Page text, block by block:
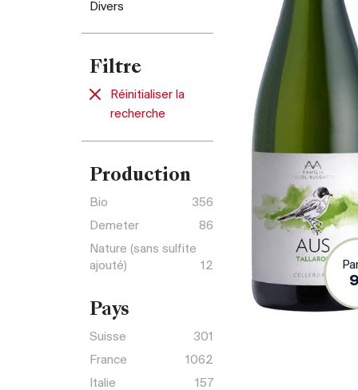
Divers
Filtre
Réinitialiser la
recherche
Production
Bio
356
Demeter
86
Nature (sans sulfite
ajouté)
12
Pays
Suisse
301
France
1062
Italie
157